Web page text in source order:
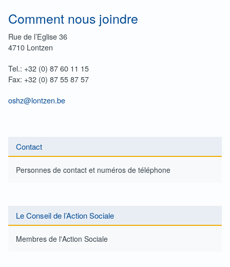
Comment nous joindre
Rue de l’Eglise 36
4710 Lontzen
Tel.: +32 (0) 87 60 11 15
Fax: +32 (0) 87 55 87 57
oshz@lontzen.be
Contact
Personnes de contact et numéros de téléphone
Le Conseil de l’Action Sociale
Membres de l'Action Sociale